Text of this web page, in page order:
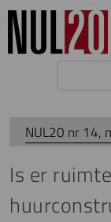
Overslaan en naar de
NUL20 nr 14,
Is er